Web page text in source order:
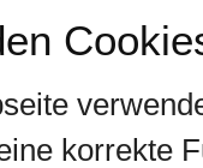
korrekte